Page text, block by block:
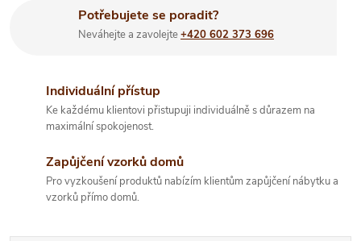
Potřebujete se poradit?
Neváhejte a zavolejte+420 602 373 696
Individuální přístup
Ke každému klientovi přistupuji individuálně s důrazem na
maximální spokojenost.
Zapůjčení vzorků domů
Pro vyzkoušení produktů nabízím klientům zapůjčení nábytku a
vzorků přímo domů.